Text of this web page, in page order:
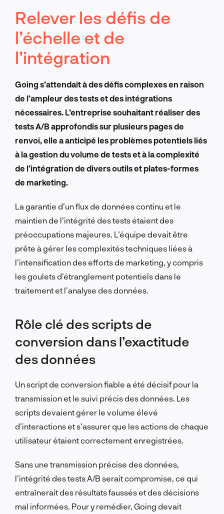
Relever les défis de
l’échelle et de
l’intégration
Going s’attendait à des défis complexes en raison
de l’ampleur des tests et des intégrations
nécessaires. L’entreprise souhaitant réaliser des
tests A/B approfondis sur plusieurs pages de
renvoi, elle a anticipé les problèmes potentiels liés
à la gestion du volume de tests et à la complexité
de l’intégration de divers outils et plates-formes
de marketing.
La garantie d’un flux de données continu et le
maintien de l’intégrité des tests étaient des
préoccupations majeures. L’équipe devait être
prête à gérer les complexités techniques liées à
l’intensification des efforts de marketing, y compris
les goulets d’étranglement potentiels dans le
traitement et l’analyse des données.
Rôle clé des scripts de
conversion dans l’exactitude
des données
Un script de conversion fiable a été décisif pour la
transmission et le suivi précis des données. Les
scripts devaient gérer le volume élevé
d’interactions et s’assurer que les actions de chaque
utilisateur étaient correctement enregistrées.
Sans une transmission précise des données,
l’intégrité des tests A/B serait compromise, ce qui
entraînerait des résultats faussés et des décisions
mal informées. Pour y remédier, Going devait